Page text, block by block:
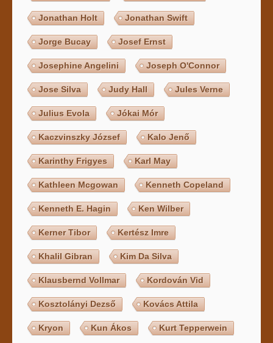
Jonathan Holt Jonathan Swift
Jorge Bucay Josef Ernst
Josephine Angelini Joseph O'Connor
Jose Silva Judy Hall Jules Verne
Julius Evola Jókai Mór
Kaczvinszky József Kalo Jenő
Karinthy Frigyes Karl May
Kathleen Mcgowan Kenneth Copeland
Kenneth E. Hagin Ken Wilber
Kerner Tibor Kertész Imre
Khalil Gibran Kim Da Silva
Klausbernd Vollmar Kordován Vid
Kosztolányi Dezső Kovács Attila
Kryon Kun Ákos Kurt Tepperwein